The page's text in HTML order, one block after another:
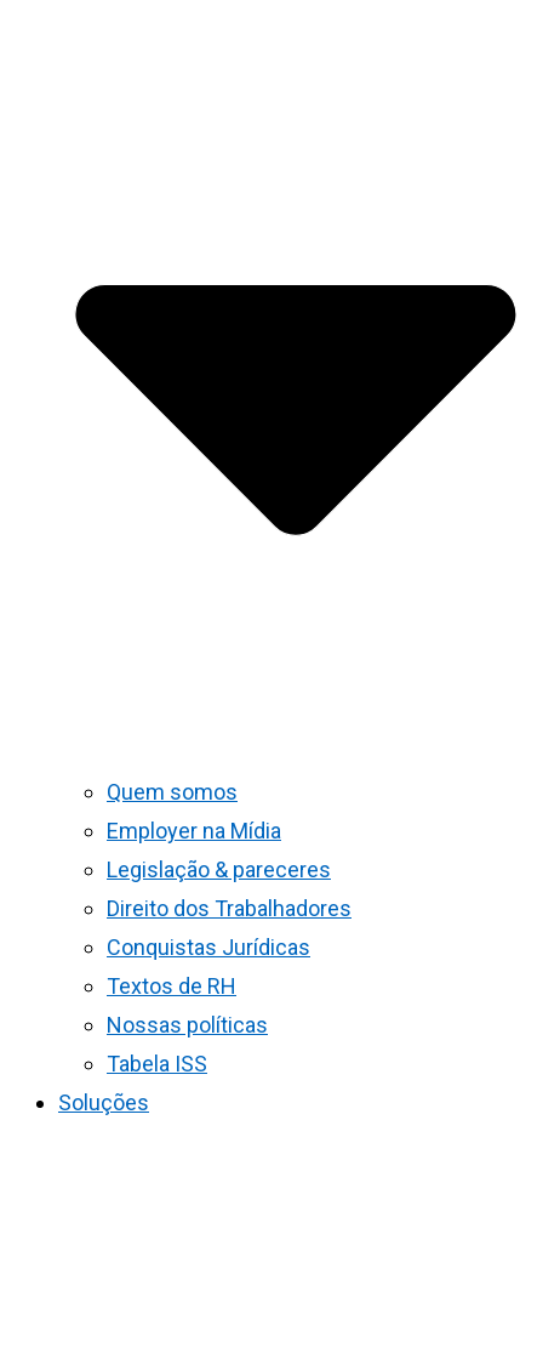
Quem somos
Employer na Mídia
Legislação & pareceres
Direito dos Trabalhadores
Conquistas Jurídicas
Textos de RH
Nossas políticas
Tabela ISS
Soluções